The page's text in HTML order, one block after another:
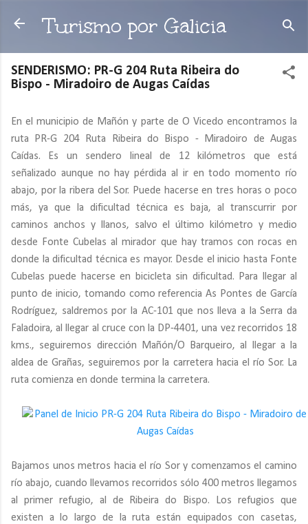
Ir al contenido principal
Turismo por Galicia
SENDERISMO: PR-G 204 Ruta Ribeira do
Bispo - Miradoiro de Augas Caídas
En el municipio de Mañón y parte de O Vicedo encontramos la
ruta PR-G 204 Ruta Ribeira do Bispo - Miradoiro de Augas
Caídas. Es un sendero lineal de 12 kilómetros que está
señalizado aunque no hay pérdida al ir en todo momento río
abajo, por la ribera del Sor. Puede hacerse en tres horas o poco
más, ya que la dificultad técnica es baja, al transcurrir por
caminos anchos y llanos, salvo el último kilómetro y medio
desde Fonte Cubelas al mirador que hay tramos con rocas en
donde la dificultad técnica es mayor. Desde el inicio hasta Fonte
Cubelas puede hacerse en bicicleta sin dificultad. Para llegar al
punto de inicio, tomando como referencia As Pontes de García
Rodríguez, saldremos por la AC-101 que nos lleva a la Serra da
Faladoira, al llegar al cruce con la DP-4401, una vez recorridos 18
kms., seguiremos dirección Mañón/O Barqueiro, al llegar a la
aldea de Grañas, seguiremos por la carretera hacia el río Sor. La
ruta comienza en donde termina la carretera.
Bajamos unos metros hacia el río Sor y comenzamos el camino
río abajo, cuando llevamos recorridos sólo 400 metros llegamos
al primer refugio, al de Ribeira do Bispo. Los refugios que
existen a lo largo de la ruta están equipados con casetas,